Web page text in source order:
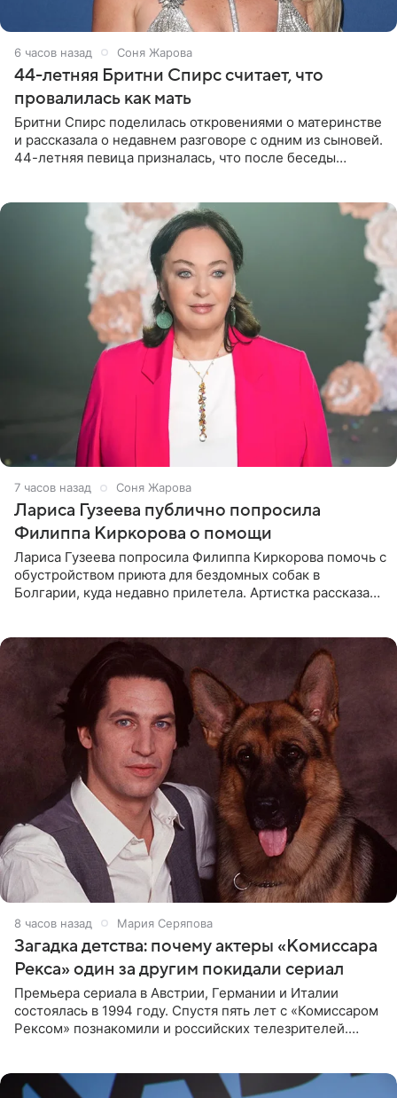
6 часов назад Соня Жарова
44-летняя Бритни Спирс считает, что
провалилась как мать
Бритни Спирс поделилась откровениями о материнстве
и рассказала о недавнем разговоре с одним из сыновей.
44-летняя певица призналась, что после беседы
7 часов назад Соня Жарова
Лариса Гузеева публично попросила
Филиппа Киркорова о помощи
Лариса Гузеева попросила Филиппа Киркорова помочь с
обустройством приюта для бездомных собак в
Болгарии, куда недавно прилетела. Артистка рассказала
8 часов назад Мария Серяпова
Загадка детства: почему актеры «Комиссара
Рекса» один за другим покидали сериал
Премьера сериала в Австрии, Германии и Италии
состоялась в 1994 году. Спустя пять лет с «Комиссаром
Рексом» познакомили и российских телезрителей.